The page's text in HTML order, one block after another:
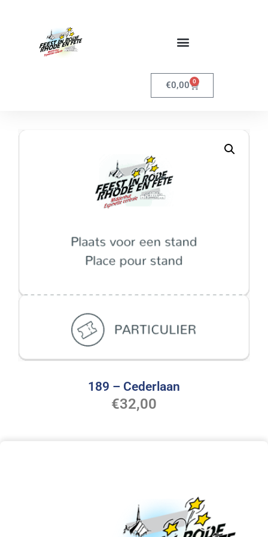
€0,00 0
189 – Cederlaan
€32,00